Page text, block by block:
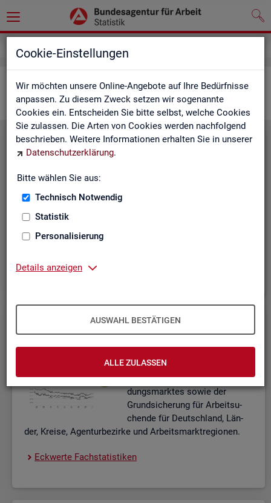
Cookie-Einstellungen
Wir möchten unsere Online-Angebote auf Ihre Bedürfnisse
anpassen. Zu diesem Zweck setzen wir sogenannte
Cookies ein. Entscheiden Sie bitte selbst, welche Cookies
Sie zulassen. Die Arten von Cookies werden nachfolgend
beschrieben. Weitere Informationen erhalten Sie in unserer
Datenschutzerklärung.
Bitte wählen Sie aus:
Technisch Notwendig
Statistik
Personalisierung
Details anzeigen
AUSWAHL BESTÄTIGEN
ALLE ZULASSEN
Ar­beits­markt im Über­blick
Eck­wer­te Ar­beits­markt
Eck­wer­te Ar­beits­markt
Eck­wer­te Fach­sta­tis­ti­ken
bel­len zu den ak­tu­el­len Eck­
wer­ten des Ar­beits- und Aus­bil­
dungs­mark­tes sowie der
Grund­si­che­rung für Ar­beit­su­
chen­de für Deutsch­land, Län­
der, Krei­se, Agen­tur­be­zir­ke und Ar­beits­markt­re­gio­nen.
Eck­wer­te Fach­sta­tis­ti­ken